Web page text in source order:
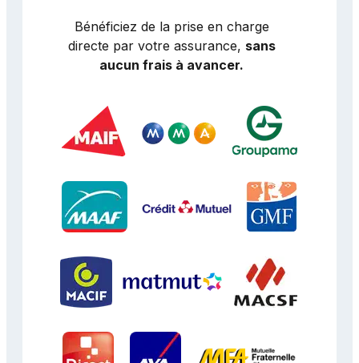
Bénéficiez de la prise en charge
directe par votre assurance, sans
aucun frais à avancer.